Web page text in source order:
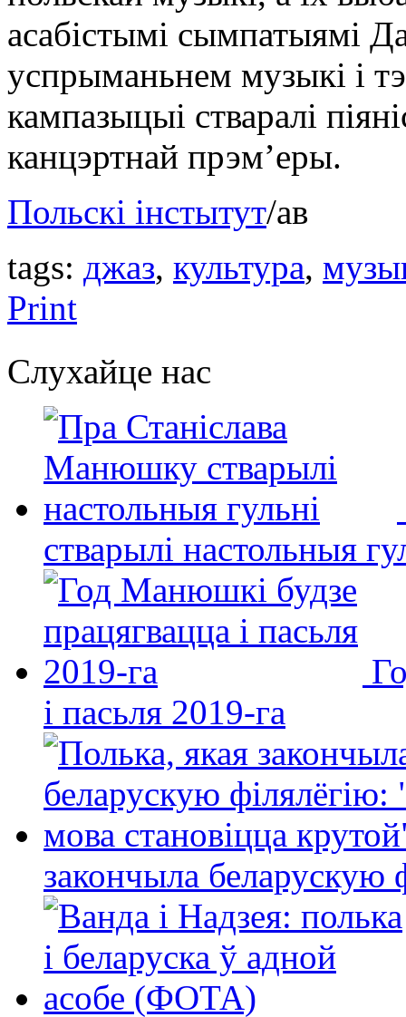
асабістымі сымпатыямі
успрыманьнем музыкі і
кампазыцыі стваралі
канцэртнай прэмʼеры.
Польскі інстытут/ав
tags: джаз, культура,
Print
Слухайце нас
стварылі настольныя
і пасьля 2019-га
закончыла беларускую